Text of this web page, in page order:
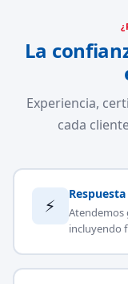
La
Experiencia,
cada
⚡
Atendemos
incluyendo